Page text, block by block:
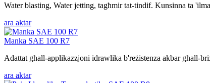
Water blasting, Water jetting, tagħmir tat-tindif. Kunsinna ta
ara aktar
Manka SAE 100 R7
Adattat għall-applikazzjoni idrawlika b'reżistenza akbar għall-
ara aktar